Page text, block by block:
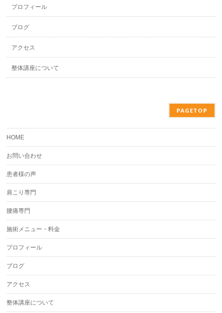
プロフィール
ブログ
アクセス
整体講座について
PAGETOP
HOME
お問い合わせ
患者様の声
肩こり専門
腰痛専門
施術メニュー・料金
プロフィール
ブログ
アクセス
整体講座について